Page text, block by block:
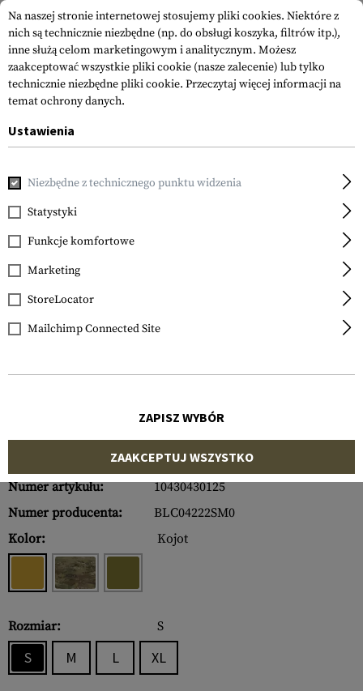
Crye Precision
Jumpable Plate Carrier
JPC
Numer artykułu:
10430430125
Numer producenta:
BLC04222SM0
Kolor:
Kojot
Rozmiar: S
S M L XL
Na naszej stronie internetowej stosujemy pliki cookies. Niektóre z
nich są technicznie niezbędne (np. do obsługi koszyka, filtrów itp.),
inne służą celom marketingowym i analitycznym. Możesz
zaakceptować wszystkie pliki cookie (nasze zalecenie) lub tylko
technicznie niezbędne pliki cookie. Przeczytaj więcej informacji na
temat ochrony danych.
Ustawienia
Niezbędne z technicznego punktu widzenia
Statystyki
Funkcje komfortowe
Marketing
StoreLocator
Mailchimp Connected Site
ZAPISZ WYBÓR
ZAAKCEPTUJ WSZYSTKO